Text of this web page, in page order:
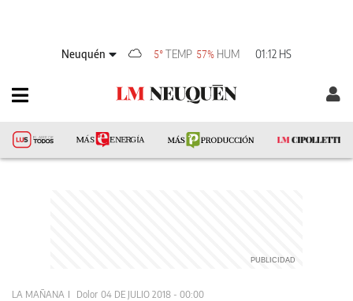
Neuquén 5° TEMP 57% HUM 01:12 HS
LA MAÑANA Dolor 04 DE JULIO 2018 - 00:00